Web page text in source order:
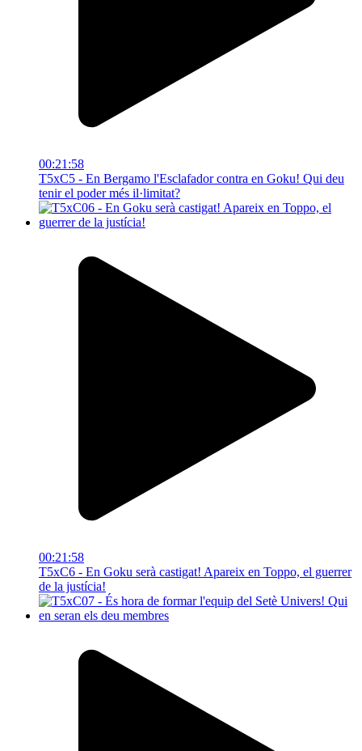
00:21:58
T5xC5 - En Bergamo l'Esclafador contra en Goku! Qui deu
tenir el poder més il·limitat?
00:21:58
T5xC6 - En Goku serà castigat! Apareix en Toppo, el guerrer
de la justícia!